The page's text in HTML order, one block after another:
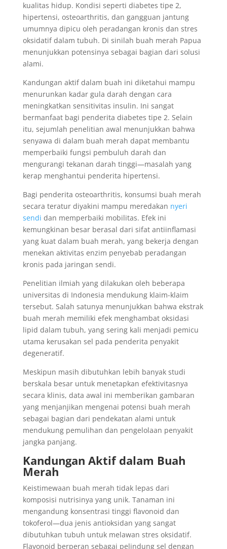
kualitas hidup. Kondisi seperti diabetes tipe 2,
hipertensi, osteoarthritis, dan gangguan jantung
umumnya dipicu oleh peradangan kronis dan stres
oksidatif dalam tubuh. Di sinilah buah merah Papua
menunjukkan potensinya sebagai bagian dari solusi
alami.
Kandungan aktif dalam buah ini diketahui mampu
menurunkan kadar gula darah dengan cara
meningkatkan sensitivitas insulin. Ini sangat
bermanfaat bagi penderita diabetes tipe 2. Selain
itu, sejumlah penelitian awal menunjukkan bahwa
senyawa di dalam buah merah dapat membantu
memperbaiki fungsi pembuluh darah dan
mengurangi tekanan darah tinggi—masalah yang
kerap menghantui penderita hipertensi.
Bagi penderita osteoarthritis, konsumsi buah merah
secara teratur diyakini mampu meredakan nyeri
sendi dan memperbaiki mobilitas. Efek ini
kemungkinan besar berasal dari sifat antiinflamasi
yang kuat dalam buah merah, yang bekerja dengan
menekan aktivitas enzim penyebab peradangan
kronis pada jaringan sendi.
Penelitian ilmiah yang dilakukan oleh beberapa
universitas di Indonesia mendukung klaim-klaim
tersebut. Salah satunya menunjukkan bahwa ekstrak
buah merah memiliki efek menghambat oksidasi
lipid dalam tubuh, yang sering kali menjadi pemicu
utama kerusakan sel pada penderita penyakit
degeneratif.
Meskipun masih dibutuhkan lebih banyak studi
berskala besar untuk menetapkan efektivitasnya
secara klinis, data awal ini memberikan gambaran
yang menjanjikan mengenai potensi buah merah
sebagai bagian dari pendekatan alami untuk
mendukung pemulihan dan pengelolaan penyakit
jangka panjang.
Kandungan Aktif dalam Buah
Merah
Keistimewaan buah merah tidak lepas dari
komposisi nutrisinya yang unik. Tanaman ini
mengandung konsentrasi tinggi flavonoid dan
tokoferol—dua jenis antioksidan yang sangat
dibutuhkan tubuh untuk melawan stres oksidatif.
Flavonoid berperan sebagai pelindung sel dengan